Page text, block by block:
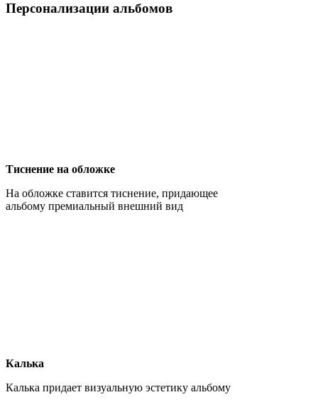
Персонализации альбомов
Тиснение на обложке
На обложке ставится тиснение, придающее
альбому премиальный внешний вид
Калька
Калька придает визуальную эстетику альбому